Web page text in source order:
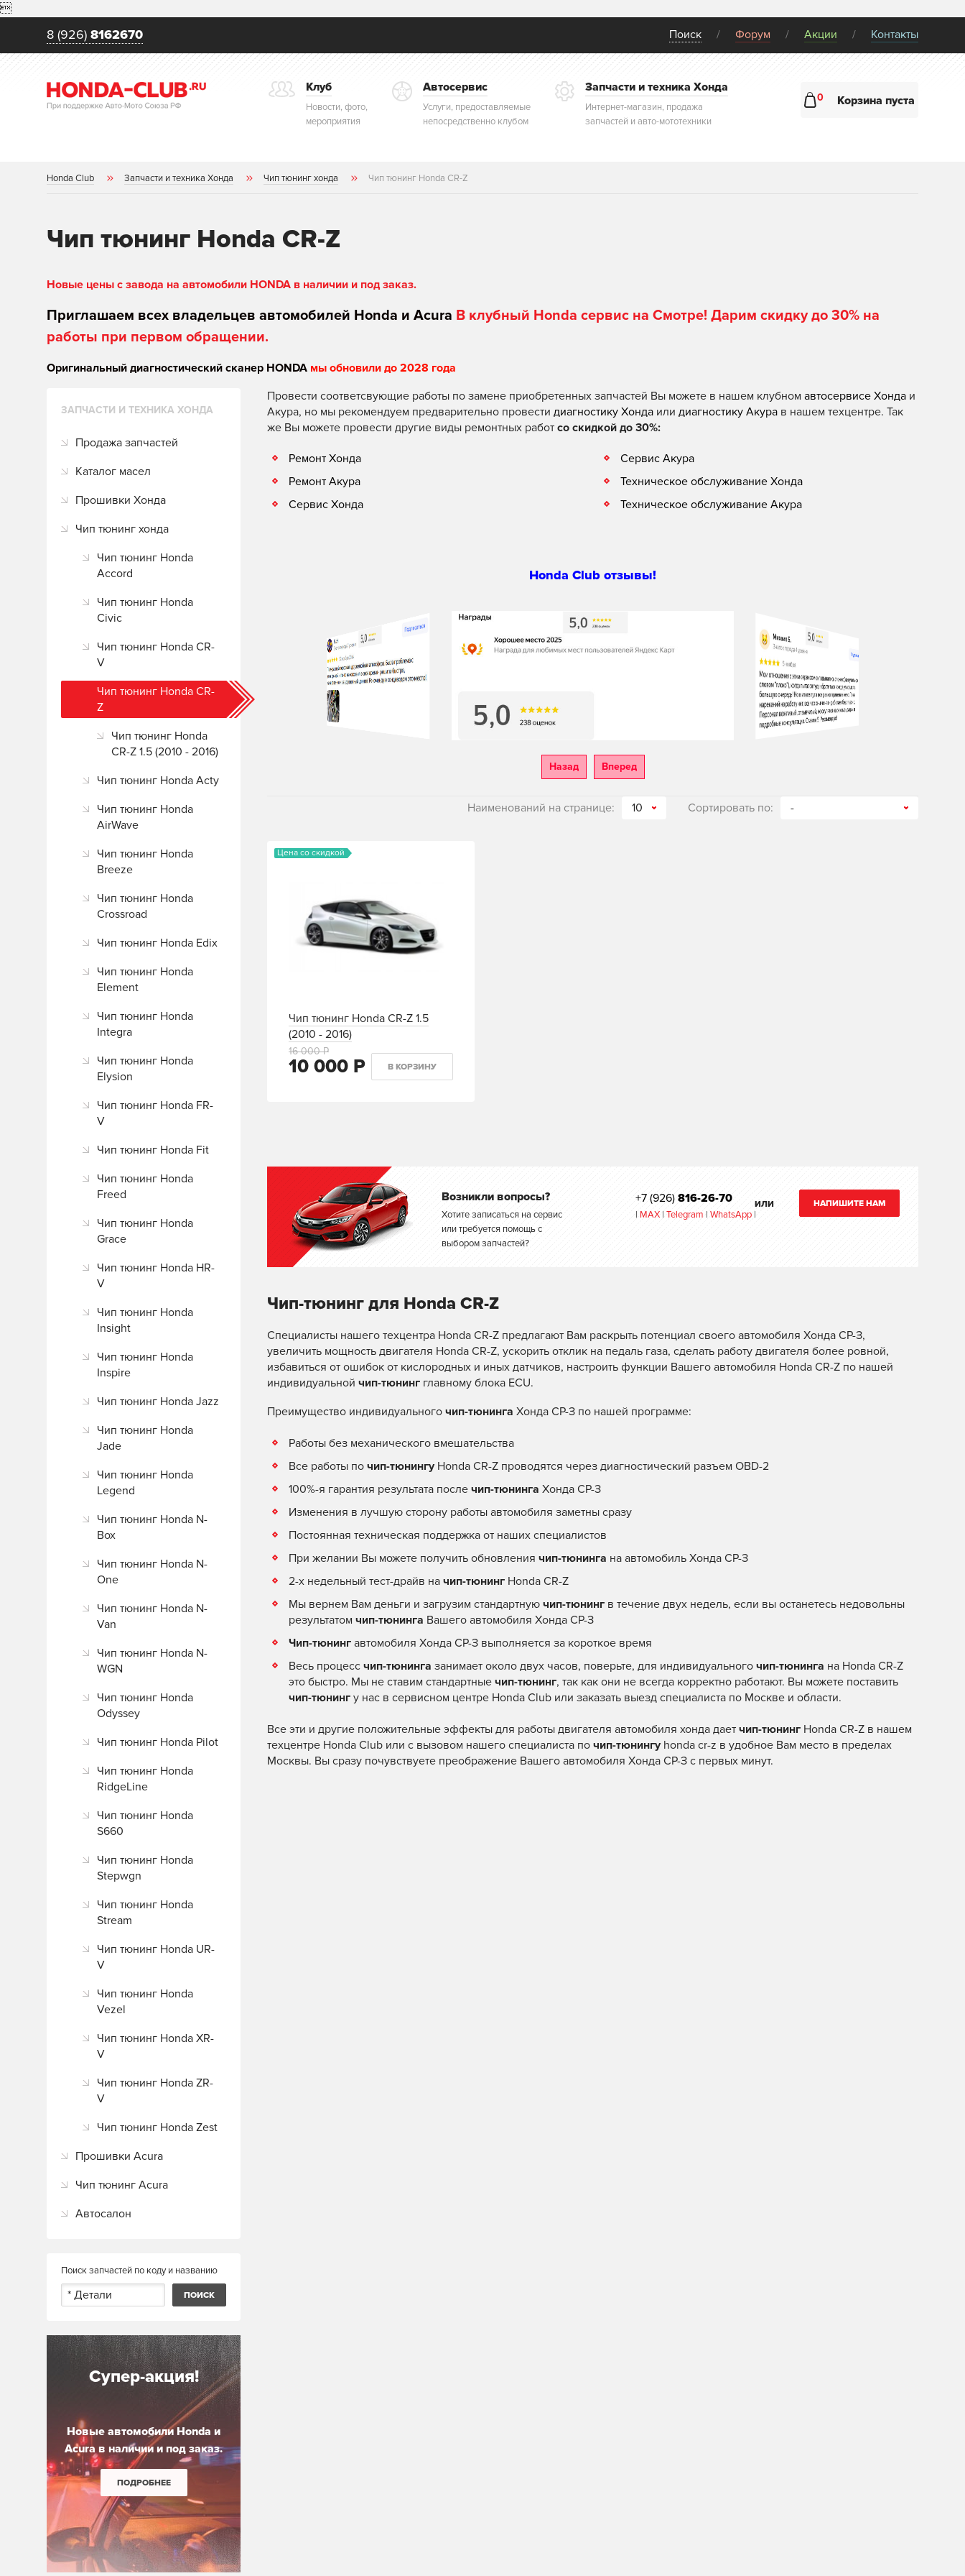

8 (926) 8162670 Поиск Форум Акции Контакты
Клуб
Новости, фото,
мероприятия
Автосервис
Услуги, предоставляемые
непосредственно клубом
Запчасти и техника Хонда
Интернет-магазин, продажа
запчастей и авто-мототехники
0 Корзина пуста
Honda Club Запчасти и техника Хонда Чип тюнинг хонда Чип тюнинг Honda CR-Z
Чип тюнинг Honda CR-Z
Новые цены с завода на автомобили HONDA в наличии и под заказ.
Приглашаем всех владельцев автомобилей Honda и Acura В клубный Honda сервис на Смотре! Дарим скидку до 30% на
работы при первом обращении.
Оригинальный диагностический сканер HONDA мы обновили до 2028 года
ЗАПЧАСТИ И ТЕХНИКА ХОНДА
Продажа запчастей
Каталог масел
Прошивки Хонда
Чип тюнинг хонда
Чип тюнинг Honda
Accord
Чип тюнинг Honda
Civic
Чип тюнинг Honda CR-
V
Чип тюнинг Honda CR-
Z
Чип тюнинг Honda
CR-Z 1.5 (2010 - 2016)
Чип тюнинг Honda Acty
Чип тюнинг Honda
AirWave
Чип тюнинг Honda
Breeze
Чип тюнинг Honda
Crossroad
Чип тюнинг Honda Edix
Чип тюнинг Honda
Element
Чип тюнинг Honda
Integra
Чип тюнинг Honda
Elysion
Чип тюнинг Honda FR-
V
Чип тюнинг Honda Fit
Чип тюнинг Honda
Freed
Чип тюнинг Honda
Grace
Чип тюнинг Honda HR-
V
Чип тюнинг Honda
Insight
Чип тюнинг Honda
Inspire
Чип тюнинг Honda Jazz
Чип тюнинг Honda
Jade
Чип тюнинг Honda
Legend
Чип тюнинг Honda N-
Box
Чип тюнинг Honda N-
One
Чип тюнинг Honda N-
Van
Чип тюнинг Honda N-
WGN
Чип тюнинг Honda
Odyssey
Чип тюнинг Honda Pilot
Чип тюнинг Honda
RidgeLine
Чип тюнинг Honda
S660
Чип тюнинг Honda
Stepwgn
Чип тюнинг Honda
Stream
Чип тюнинг Honda UR-
V
Чип тюнинг Honda
Vezel
Чип тюнинг Honda XR-
V
Чип тюнинг Honda ZR-
V
Чип тюнинг Honda Zest
Прошивки Acura
Чип тюнинг Acura
Автосалон
Поиск запчастей по коду и названию
Супер-акция!
Новые автомобили Honda и
Acura в наличии и под заказ.
ПОДРОБНЕЕ
Провести соответсвующие работы по замене приобретенных запчастей Вы можете в нашем клубном автосервисе Хонда и
Акура, но мы рекомендуем предварительно провести диагностику Хонда или диагностику Акура в нашем техцентре. Так
же Вы можете провести другие виды ремонтных работ со скидкой до 30%:
Ремонт Хонда
Ремонт Акура
Сервис Хонда
Сервис Акура
Техническое обслуживание Хонда
Техническое обслуживание Акура
Honda Club отзывы!
Назад Вперед
Наименований на странице: 10 Сортировать по: -
Цена со скидкой
Чип тюнинг Honda CR-Z 1.5
(2010 - 2016)
10 000 Р
16 000 Р
В КОРЗИНУ
Возникли вопросы?
Хотите записаться на сервис
или требуется помощь с
выбором запчастей?
+7 (926) 816-26-70
| MAX | Telegram | WhatsApp |
ИЛИ НАПИШИТЕ НАМ
Чип-тюнинг для Honda CR-Z
Специалисты нашего техцентра Honda CR-Z предлагают Вам раскрыть потенциал своего автомобиля Хонда СР-З,
увеличить мощность двигателя Honda CR-Z, ускорить отклик на педаль газа, сделать работу двигателя более ровной,
избавиться от ошибок от кислородных и иных датчиков, настроить функции Вашего автомобиля Honda CR-Z по нашей
индивидуальной чип-тюнинг главному блока ECU.
Преимущество индивидуального чип-тюнинга Хонда СР-З по нашей программе:
Работы без механического вмешательства
Все работы по чип-тюнингу Honda CR-Z проводятся через диагностический разъем OBD-2
100%-я гарантия результата после чип-тюнинга Хонда СР-З
Изменения в лучшую сторону работы автомобиля заметны сразу
Постоянная техническая поддержка от наших специалистов
При желании Вы можете получить обновления чип-тюнинга на автомобиль Хонда СР-З
2-х недельный тест-драйв на чип-тюнинг Honda CR-Z
Мы вернем Вам деньги и загрузим стандартную чип-тюнинг в течение двух недель, если вы останетесь недовольны
результатом чип-тюнинга Вашего автомобиля Хонда СР-З
Чип-тюнинг автомобиля Хонда СР-З выполняется за короткое время
Весь процесс чип-тюнинга занимает около двух часов, поверьте, для индивидуального чип-тюнинга на Honda CR-Z
это быстро. Мы не ставим стандартные чип-тюнинг, так как они не всегда корректно работают. Вы можете поставить
чип-тюнинг у нас в сервисном центре Honda Club или заказать выезд специалиста по Москве и области.
Все эти и другие положительные эффекты для работы двигателя автомобиля хонда дает чип-тюнинг Honda CR-Z в нашем
техцентре Honda Club или с вызовом нашего специалиста по чип-тюнингу honda cr-z в удобное Вам место в пределах
Москвы. Вы сразу почувствуете преображение Вашего автомобиля Хонда СР-З с первых минут.